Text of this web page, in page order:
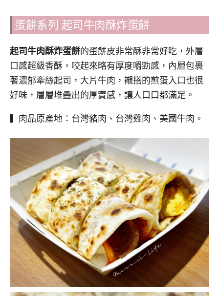
蛋餅系列 起司牛肉酥炸蛋餅
起司牛肉酥炸蛋餅的蛋餅皮非常酥非常好吃，外層
口感超級香酥，咬起來略有厚度嚼勁感，內層包裹
著濃郁牽絲起司，大片牛肉，襯搭的煎蛋入口也很
好味，層層堆疊出的厚實感，讓人口口都滿足。
▍肉品原產地：台灣豬肉、台灣雞肉、美國牛肉。